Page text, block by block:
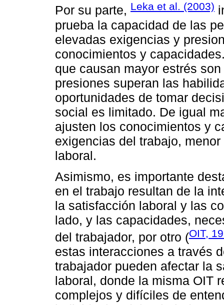
Por su parte, Leka et al. (2003)
prueba la capacidad de las
elevadas exigencias y
conocimientos y
que causan mayor estrés
presiones superan las
oportunidades de tomar
social es limitado. De igual
ajusten los conocimientos y
exigencias del trabajo,
laboral.
Asimismo, es importante
en el trabajo resultan de la
la satisfacción laboral y las
lado, y las capacidades,
del trabajador, por otro (OIT,
estas interacciones a través
trabajador pueden afectar la
laboral, donde la misma OIT
complejos y difíciles de